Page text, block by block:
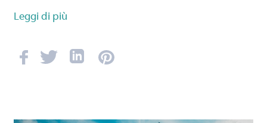
Leggi di più